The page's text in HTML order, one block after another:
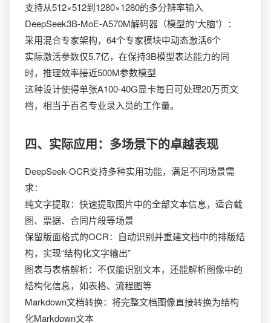
支持从512×512到1280×1280的多分辨率输入
DeepSeek3B-MoE-A570M解码器（模型的“大脑”）：
采用混合专家架构，64个专家模块中动态激活6个
实际激活参数仅5.7亿，在保持3B模型表达能力的同
时，推理效率接近500M参数模型
这种设计使得单张A100-40G显卡每日可处理20万页文
档，相当于百名专业录入员的工作量。
四、实际应用：多场景下的卓越表现
DeepSeek-OCR支持多种实用功能，满足不同场景需
求：
纯文字提取：快速提取图片中的全部文本信息，适合截
图、票据、合同片段等场景
保留版面格式的OCR：自动识别并重建文档中的排版结
构，实现“结构化文字输出”
图表与表格解析：不仅能识别文本，还能解析图像中的
结构化信息，如表格、流程图等
Markdown文档转换：将完整文档图像直接转换为结构
化Markdown文本